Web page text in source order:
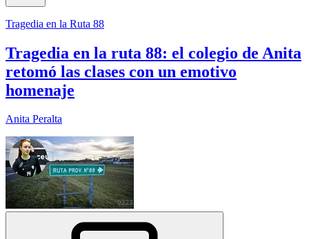
Tragedia en la Ruta 88
Tragedia en la ruta 88: el colegio de Anita
retomó las clases con un emotivo
homenaje
Anita Peralta